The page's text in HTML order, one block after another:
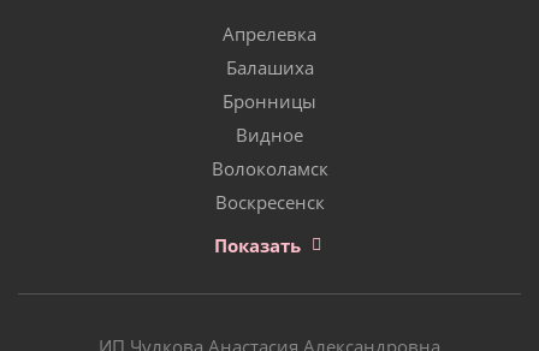
Апрелевка
Балашиха
Бронницы
Видное
Волоколамск
Воскресенск
Показать
ИП Чулкова Анастасия Александровна